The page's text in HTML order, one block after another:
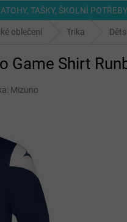
TAŠKY, ŠKOLNÍ POTŘEBY
oblečení Trika
Shirt
Mizuno